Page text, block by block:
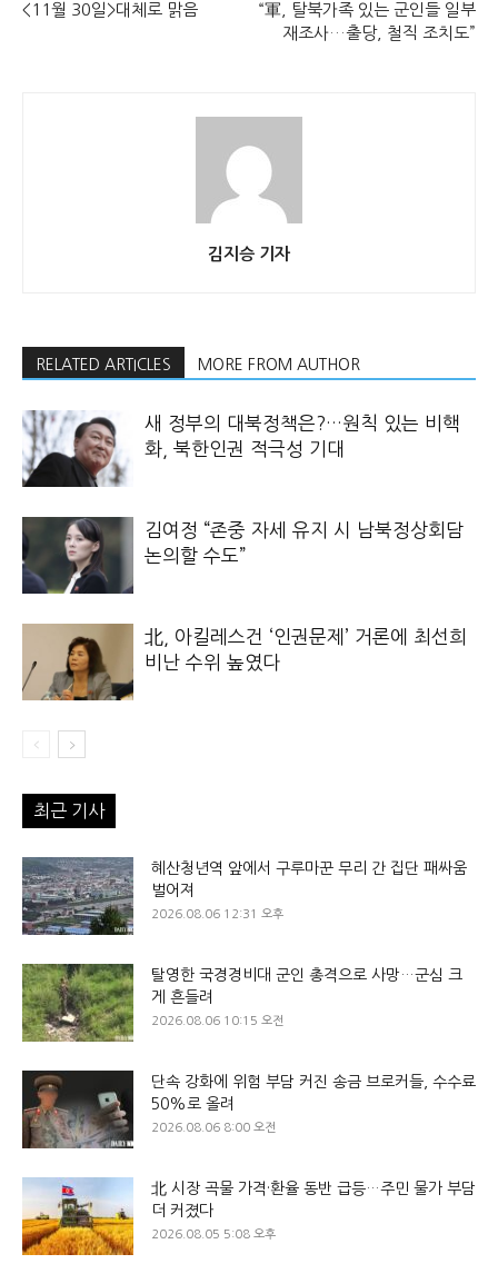
<11월 30일>대체로 맑음
“軍, 탈북가족 있는 군인들 일부
재조사…출당, 철직 조치도”
김지승 기자
RELATED ARTICLES MORE FROM AUTHOR
새 정부의 대북정책은?…원칙 있는 비핵
화, 북한인권 적극성 기대
김여정 “존중 자세 유지 시 남북정상회담
논의할 수도”
北, 아킬레스건 ‘인권문제’ 거론에 최선희
비난 수위 높였다
최근 기사
혜산청년역 앞에서 구루마꾼 무리 간 집단 패싸움
벌어져
2026.08.06 12:31 오후
탈영한 국경경비대 군인 총격으로 사망…군심 크
게 흔들려
2026.08.06 10:15 오전
단속 강화에 위험 부담 커진 송금 브로커들, 수수료
50%로 올려
2026.08.06 8:00 오전
北 시장 곡물 가격·환율 동반 급등…주민 물가 부담
더 커졌다
2026.08.05 5:08 오후